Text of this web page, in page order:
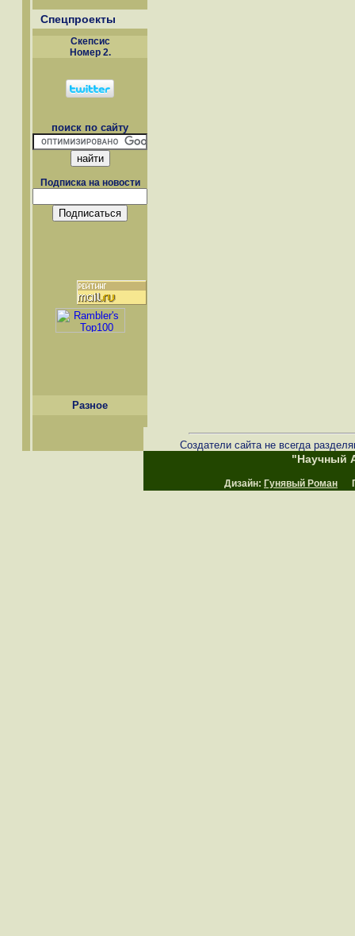
Спецпроекты
Скепсиc
Номер 2.
поиск по сайту
Подписка на новости
Разное
Создатели сайта не всегда
"Научный
Дизайн: Гунявый Роман